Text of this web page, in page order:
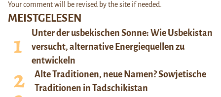
MEISTGELESEN
Unter der usbekischen Sonne: Wie Usbekistan
versucht, alternative Energiequellen zu
entwickeln
Alte Traditionen, neue Namen? Sowjetische
Traditionen in Tadschikistan
Your comment will be revised by the site if needed.